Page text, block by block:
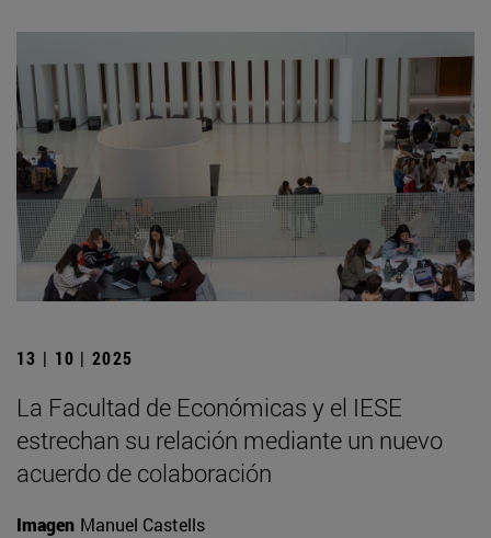
13 | 10 | 2025
La Facultad de Económicas y el IESE
estrechan su relación mediante un nuevo
acuerdo de colaboración
Imagen Manuel Castells